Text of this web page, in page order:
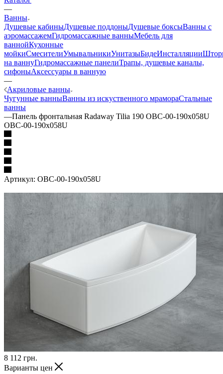
—
Ванны
Душевые кабиныДушевые поддоныДушевые боксыВанны с
аэромассажемГидромассажные ванныМебель для
ваннойКухонные
мойкиСмесителиУмывальникиУнитазыБидеИнсталляции
на ваннуГидромассажные панелиТрапы, душевые каналы,
сифоныАксессуары в ванную
—
Акриловые ванны
Чугунные ванныВанны из искуственного мрамораСтальные
ванны
—Панель фронтальная Radaway Tilia 190 OBC-00-190x058U
OBC-00-190x058U
Артикул: OBC-00-190x058U
8 112 грн.
Варианты цен